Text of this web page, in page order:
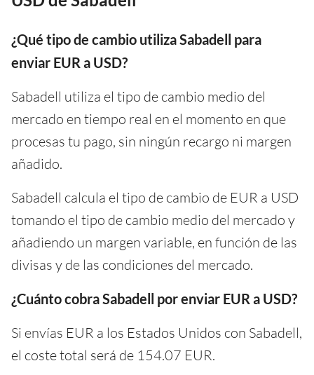
¿Qué tipo de cambio utiliza Sabadell para
enviar EUR a USD?
Sabadell utiliza el tipo de cambio medio del
mercado en tiempo real en el momento en que
procesas tu pago, sin ningún recargo ni margen
añadido.
Sabadell calcula el tipo de cambio de EUR a USD
tomando el tipo de cambio medio del mercado y
añadiendo un margen variable, en función de las
divisas y de las condiciones del mercado.
¿Cuánto cobra Sabadell por enviar EUR a USD?
Si envías EUR a los Estados Unidos con Sabadell,
el coste total será de 154.07 EUR.